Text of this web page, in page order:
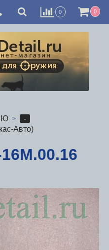
0 0
-
Авто)